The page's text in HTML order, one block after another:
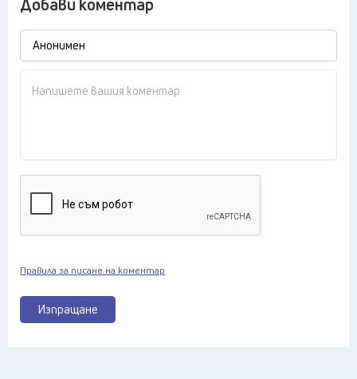
Изпращане
Правила за писане на коментар